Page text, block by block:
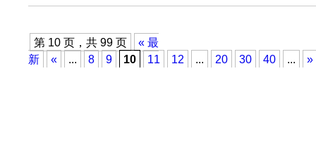
第 10 页，共 99 页
« 最
新
« ... 8 9 10 11 12 ... 20 30 40 ... »